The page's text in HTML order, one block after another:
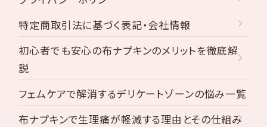
特定商取引法に基づく表記・会社情報
初心者でも安心の布ナプキンのメリットを徹底解
説
フェムケアで解消するデリケートゾーンの悩み一覧
布ナプキンで生理痛が軽減する理由とその仕組み